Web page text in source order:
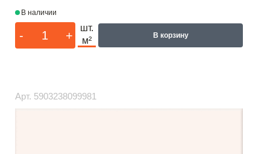
В наличии
- +
шт.
м²
В корзину
Арт. 5903238099981